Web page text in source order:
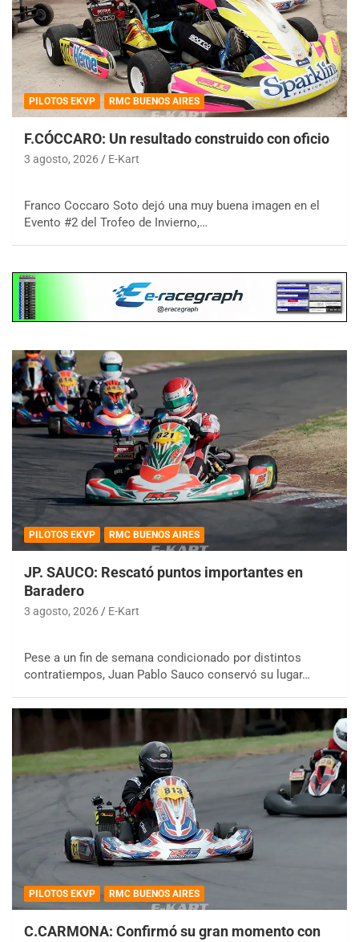
PILOTOS EKVP RMC BUENOS AIRES
F.CÓCCARO: Un resultado construido con oficio
3 agosto, 2026 E-Kart
Franco Coccaro Soto dejó una muy buena imagen en el
Evento #2 del Trofeo de Invierno,…
PILOTOS EKVP RMC BUENOS AIRES
JP. SAUCO: Rescató puntos importantes en
Baradero
3 agosto, 2026 E-Kart
Pese a un fin de semana condicionado por distintos
contratiempos, Juan Pablo Sauco conservó su lugar…
PILOTOS EKVP RMC BUENOS AIRES
C.CARMONA: Confirmó su gran momento con